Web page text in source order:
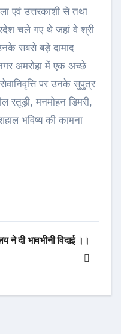
एवं उत्तरकाशी से तथा
चले गए थे जहां वे श्री
सबसे बड़े दामाद
अमरोहा में एक अच्छे
पर उनके सुपुत्र
रतूड़ी, मनमोहन डिमरी,
भविष्य की कामना
ने दी भावभीनी विदाई ।।